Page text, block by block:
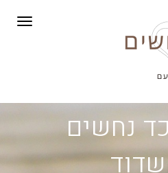
נחשים